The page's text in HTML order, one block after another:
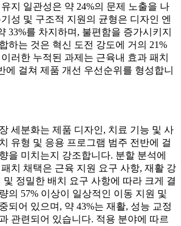
지 일관성은 약 24%의 문제 노출을 나
성 및 구조적 지원의 균형은 디자인 엔
33%를 차지하며, 불편함을 증가시키지
하는 것은 혁신 도전 강도에 거의 21%
러한 누적된 과제는 근육내 효과 패치
에 걸쳐 제품 개선 우선순위를 형성합니
세분화는 제품 디자인, 치료 기능 및 사
유형 및 응용 프로그램 범주 전반에 걸
을 미치는지 강조합니다. 분할 분석에
치 채택은 근육 지원 요구 사항, 재활 강
및 정밀한 배치 요구 사항에 따라 크게 결
의 57% 이상이 일상적인 이동 지원 및
되어 있으며, 약 43%는 재활, 성능 교정
관련되어 있습니다. 적용 분야에 따르